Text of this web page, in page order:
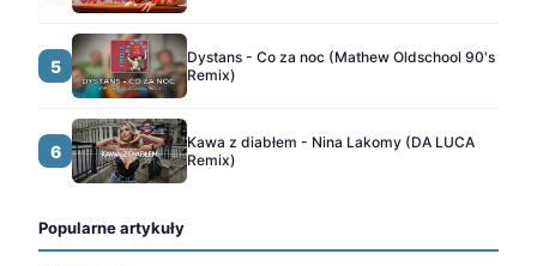
5
Dystans - Co za noc (Mathew Oldschool 90's
Remix)
6
Kawa z diabłem - Nina Lakomy (DA LUCA
Remix)
Popularne artykuły